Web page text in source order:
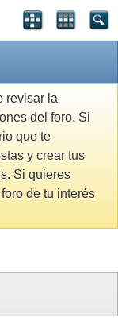
revisar la
del foro. Si
que te
y crear tus
Si quieres
de tu interés